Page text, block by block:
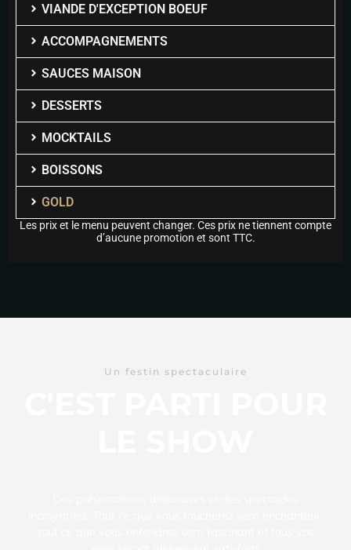
VIANDE D'EXCEPTION BOEUF
ACCOMPAGNEMENTS
SAUCES MAISON
DESSERTS
MOCKTAILS
BOISSONS
GOLD
Les prix et le menu peuvent changer. Ces prix ne tiennent compte
d’aucune promotion et sont TTC.
Un festin spectaculaire